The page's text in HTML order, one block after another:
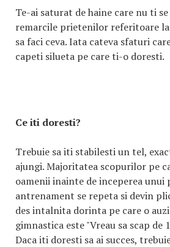
Te-ai saturat de haine care nu ti
remarcile prietenilor referitoare
sa faci ceva. Iata cateva sfaturi
capeti silueta pe care ti-o doresti.
Ce iti doresti?
Trebuie sa iti stabilesti un tel,
ajungi. Majoritatea scopurilor pe
oamenii inainte de inceperea unui
antrenament se repeta si devin
des intalnita dorinta pe care o
gimnastica este "Vreau sa scap de
Daca iti doresti sa ai succes,